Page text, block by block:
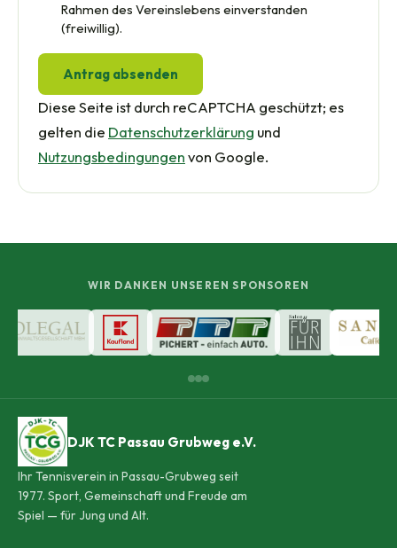
Rahmen des Vereinslebens einverstanden
(freiwillig).
Diese Seite ist durch reCAPTCHA geschützt; es
gelten die Datenschutzerklärung und
Nutzungsbedingungenvon Google.
WIR DANKEN UNSEREN SPONSOREN
DJK TC Passau Grubweg e.V.
Ihr Tennisverein in Passau-Grubweg seit
1977. Sport, Gemeinschaft und Freude am
Spiel — für Jung und Alt.